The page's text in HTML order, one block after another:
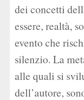
dei concetti
essere, realtà,
evento che
silenzio. La
alle quali si
dell’autore,